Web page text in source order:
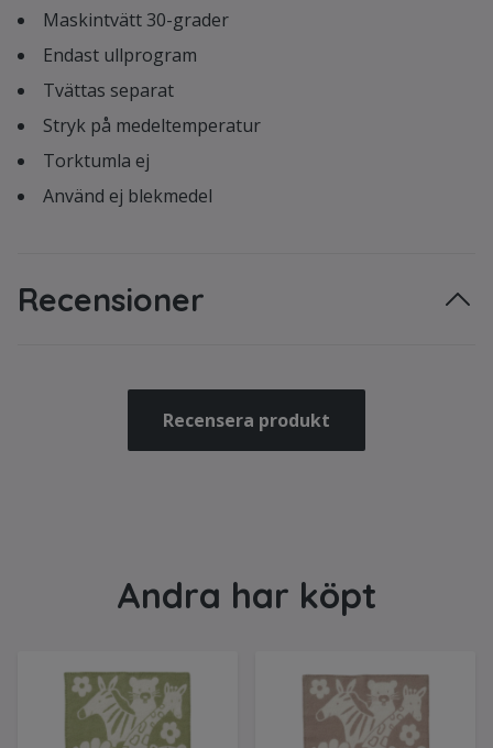
Maskintvätt 30-grader
Endast ullprogram
Tvättas separat
Stryk på medeltemperatur
Torktumla ej
Använd ej blekmedel
Recensioner
Recensera produkt
Andra har köpt